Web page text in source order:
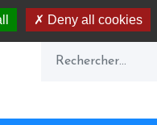
Deny all cookies